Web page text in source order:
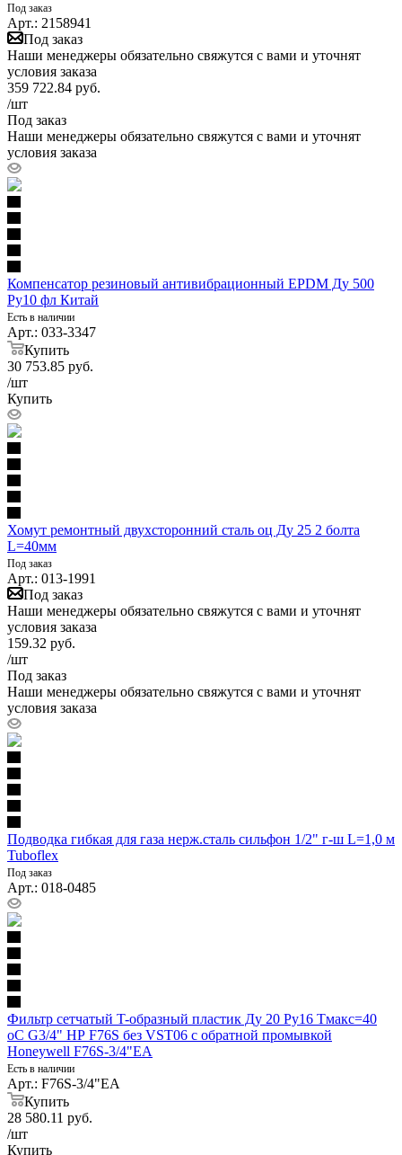
Под заказ
Арт.: 2158941
Под заказ
Наши менеджеры обязательно свяжутся с вами и уточнят
условия заказа
359 722.84 руб.
/шт
Под заказ
Наши менеджеры обязательно свяжутся с вами и уточнят
условия заказа
Компенсатор резиновый антивибрационный EPDM Ду 500
Ру10 фл Китай
Есть в наличии
Арт.: 033-3347
Купить
30 753.85 руб.
/шт
Купить
Хомут ремонтный двухсторонний сталь оц Ду 25 2 болта
L=40мм
Под заказ
Арт.: 013-1991
Под заказ
Наши менеджеры обязательно свяжутся с вами и уточнят
условия заказа
159.32 руб.
/шт
Под заказ
Наши менеджеры обязательно свяжутся с вами и уточнят
условия заказа
Подводка гибкая для газа нерж.сталь сильфон 1/2" г-ш L=1,0 м
Tuboflex
Под заказ
Арт.: 018-0485
Фильтр сетчатый T-образный пластик Ду 20 Ру16 Тмакс=40
oC G3/4" НР F76S без VST06 с обратной промывкой
Honeywell F76S-3/4"EA
Есть в наличии
Арт.: F76S-3/4"EA
Купить
28 580.11 руб.
/шт
Купить